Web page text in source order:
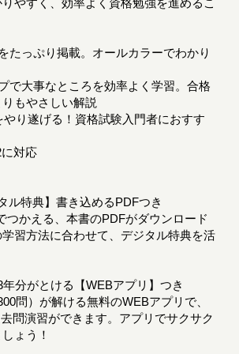
りやすく、効率よく資格勉強を進めるこ
たっぷり掲載。オールカラーでわかり
で大事なところを効率よく学習。合格
もやさしい解説
り遂げる！資格試験入門者におすす
対応
特典】書き込めるPDFつき
つかえる、本書のPDFがダウンロード
習方法に合わせて、デジタル特典を活
分がとける【WEBアプリ】つき
問）が解ける無料のWEBアプリで、
問演習ができます。アプリでサクサク
ょう！